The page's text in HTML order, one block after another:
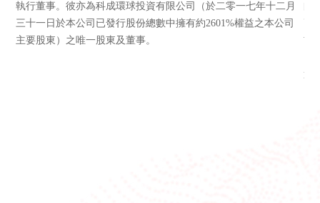
執行董事。彼亦為科成環球投資有限公司（於二零一七年十二月
三十一日於本公司已發行股份總數中擁有約2601%權益之本公司
主要股東）之唯一股東及董事。
吉
通